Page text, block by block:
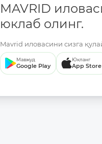
MAVRID
юклаб олинг.
Mavrid иловасини сизга
Мавжуд
Google Play
Юкланг
App Store